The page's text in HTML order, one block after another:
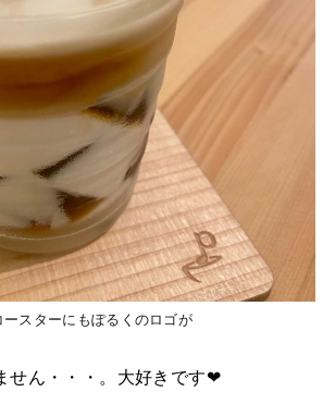
ースターにもぽるくのロゴが
せん・・・。大好きです❤︎